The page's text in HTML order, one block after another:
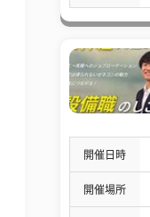
開催日時
開催場所